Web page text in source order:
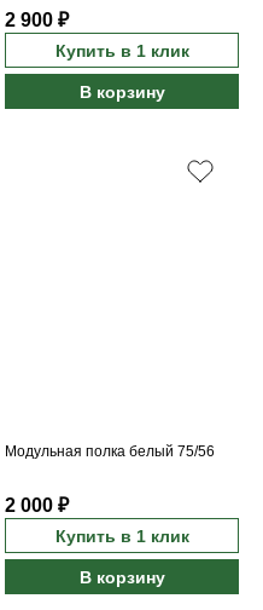
2 900 ₽
Купить в 1 клик
В корзину
Модульная полка белый 75/56
2 000 ₽
Купить в 1 клик
В корзину